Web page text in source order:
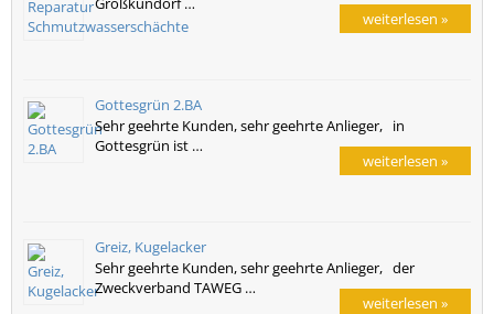
weiterlesen »
Gottesgrün 2.BA
Sehr geehrte Kunden, sehr geehrte Anlieger, in
Gottesgrün ist …
weiterlesen »
Greiz, Kugelacker
Sehr geehrte Kunden, sehr geehrte Anlieger, der
Zweckverband TAWEG …
weiterlesen »